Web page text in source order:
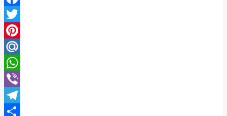
Facebook
Twitter
Pinterest
Mail.Ru
WhatsApp
Viber
Telegram